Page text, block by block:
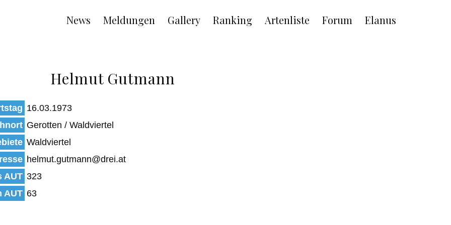
Main
navigation
News Meldungen Gallery Ranking Artenliste Forum Elanus
Helmut Gutmann
16.03.1973
Gerotten / Waldviertel
Waldviertel
helmut.gutmann@drei.at
AUT 323
AUT 63